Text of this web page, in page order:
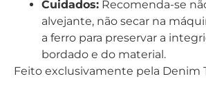
Cuidados: Recomenda-se
alvejante, não secar na
a ferro para preservar a
bordado e do material.
Feito exclusivamente pela Denim